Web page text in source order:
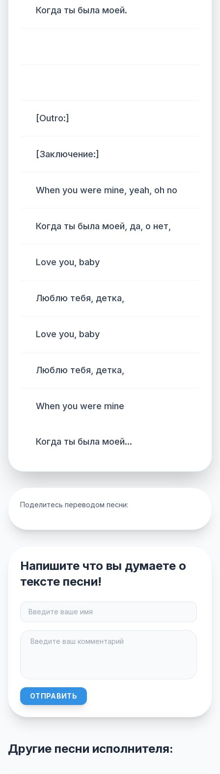
Когда ты была моей.
[Outro:]
[Заключение:]
When you were mine, yeah, oh no
Когда ты была моей, да, о нет,
Love you, baby
Люблю тебя, детка,
Love you, baby
Люблю тебя, детка,
When you were mine
Когда ты была моей...
Поделитесь переводом песни:
Напишите что вы думаете о
тексте песни!
ОТПРАВИТЬ
Другие песни исполнителя: